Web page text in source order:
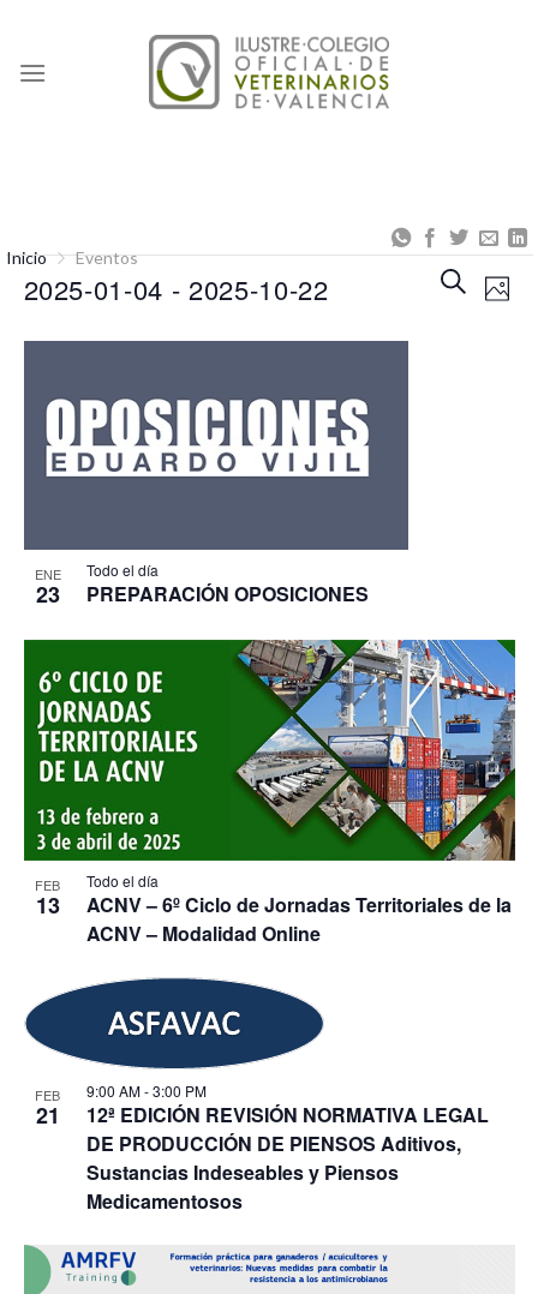
content
Inicio Eventos
BUSCAR
FOTO
2025-01-04 - 2025-10-22
ENE
23
Todo el día
PREPARACIÓN OPOSICIONES
FEB
13
Todo el día
ACNV – 6º Ciclo de Jornadas Territoriales de la
ACNV – Modalidad Online
FEB
21
9:00 AM-3:00 PM
12ª EDICIÓN REVISIÓN NORMATIVA LEGAL
DE PRODUCCIÓN DE PIENSOS Aditivos,
Sustancias Indeseables y Piensos
Medicamentosos